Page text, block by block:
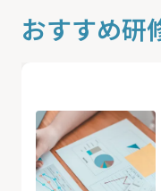
おすすめ研